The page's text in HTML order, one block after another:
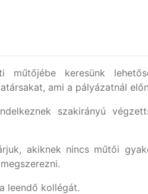
műtőjébe keresünk
ami a pályázatnál
szakirányú
akiknek nincs műtői
leendő kollégát.